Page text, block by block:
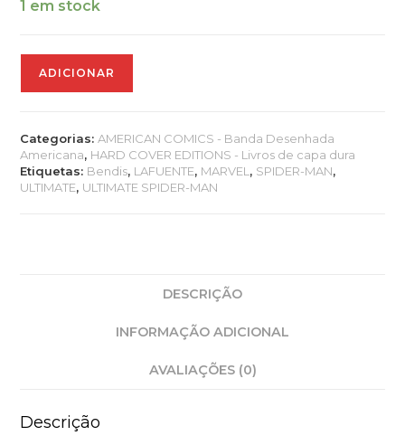
1 em stock
ULTIMATE
MAN
CHAMELEONS
PREM
ADICIONAR
Categorias: AMERICAN COMICS - Banda Desenhada
Americana, HARD COVER EDITIONS - Livros de capa dura
Etiquetas: Bendis, LAFUENTE, MARVEL , SPIDER-MAN,
ULTIMATE, ULTIMATE SPIDER-MAN
DESCRIÇÃO
INFORMAÇÃO ADICIONAL
AVALIAÇÕES (0)
Descrição